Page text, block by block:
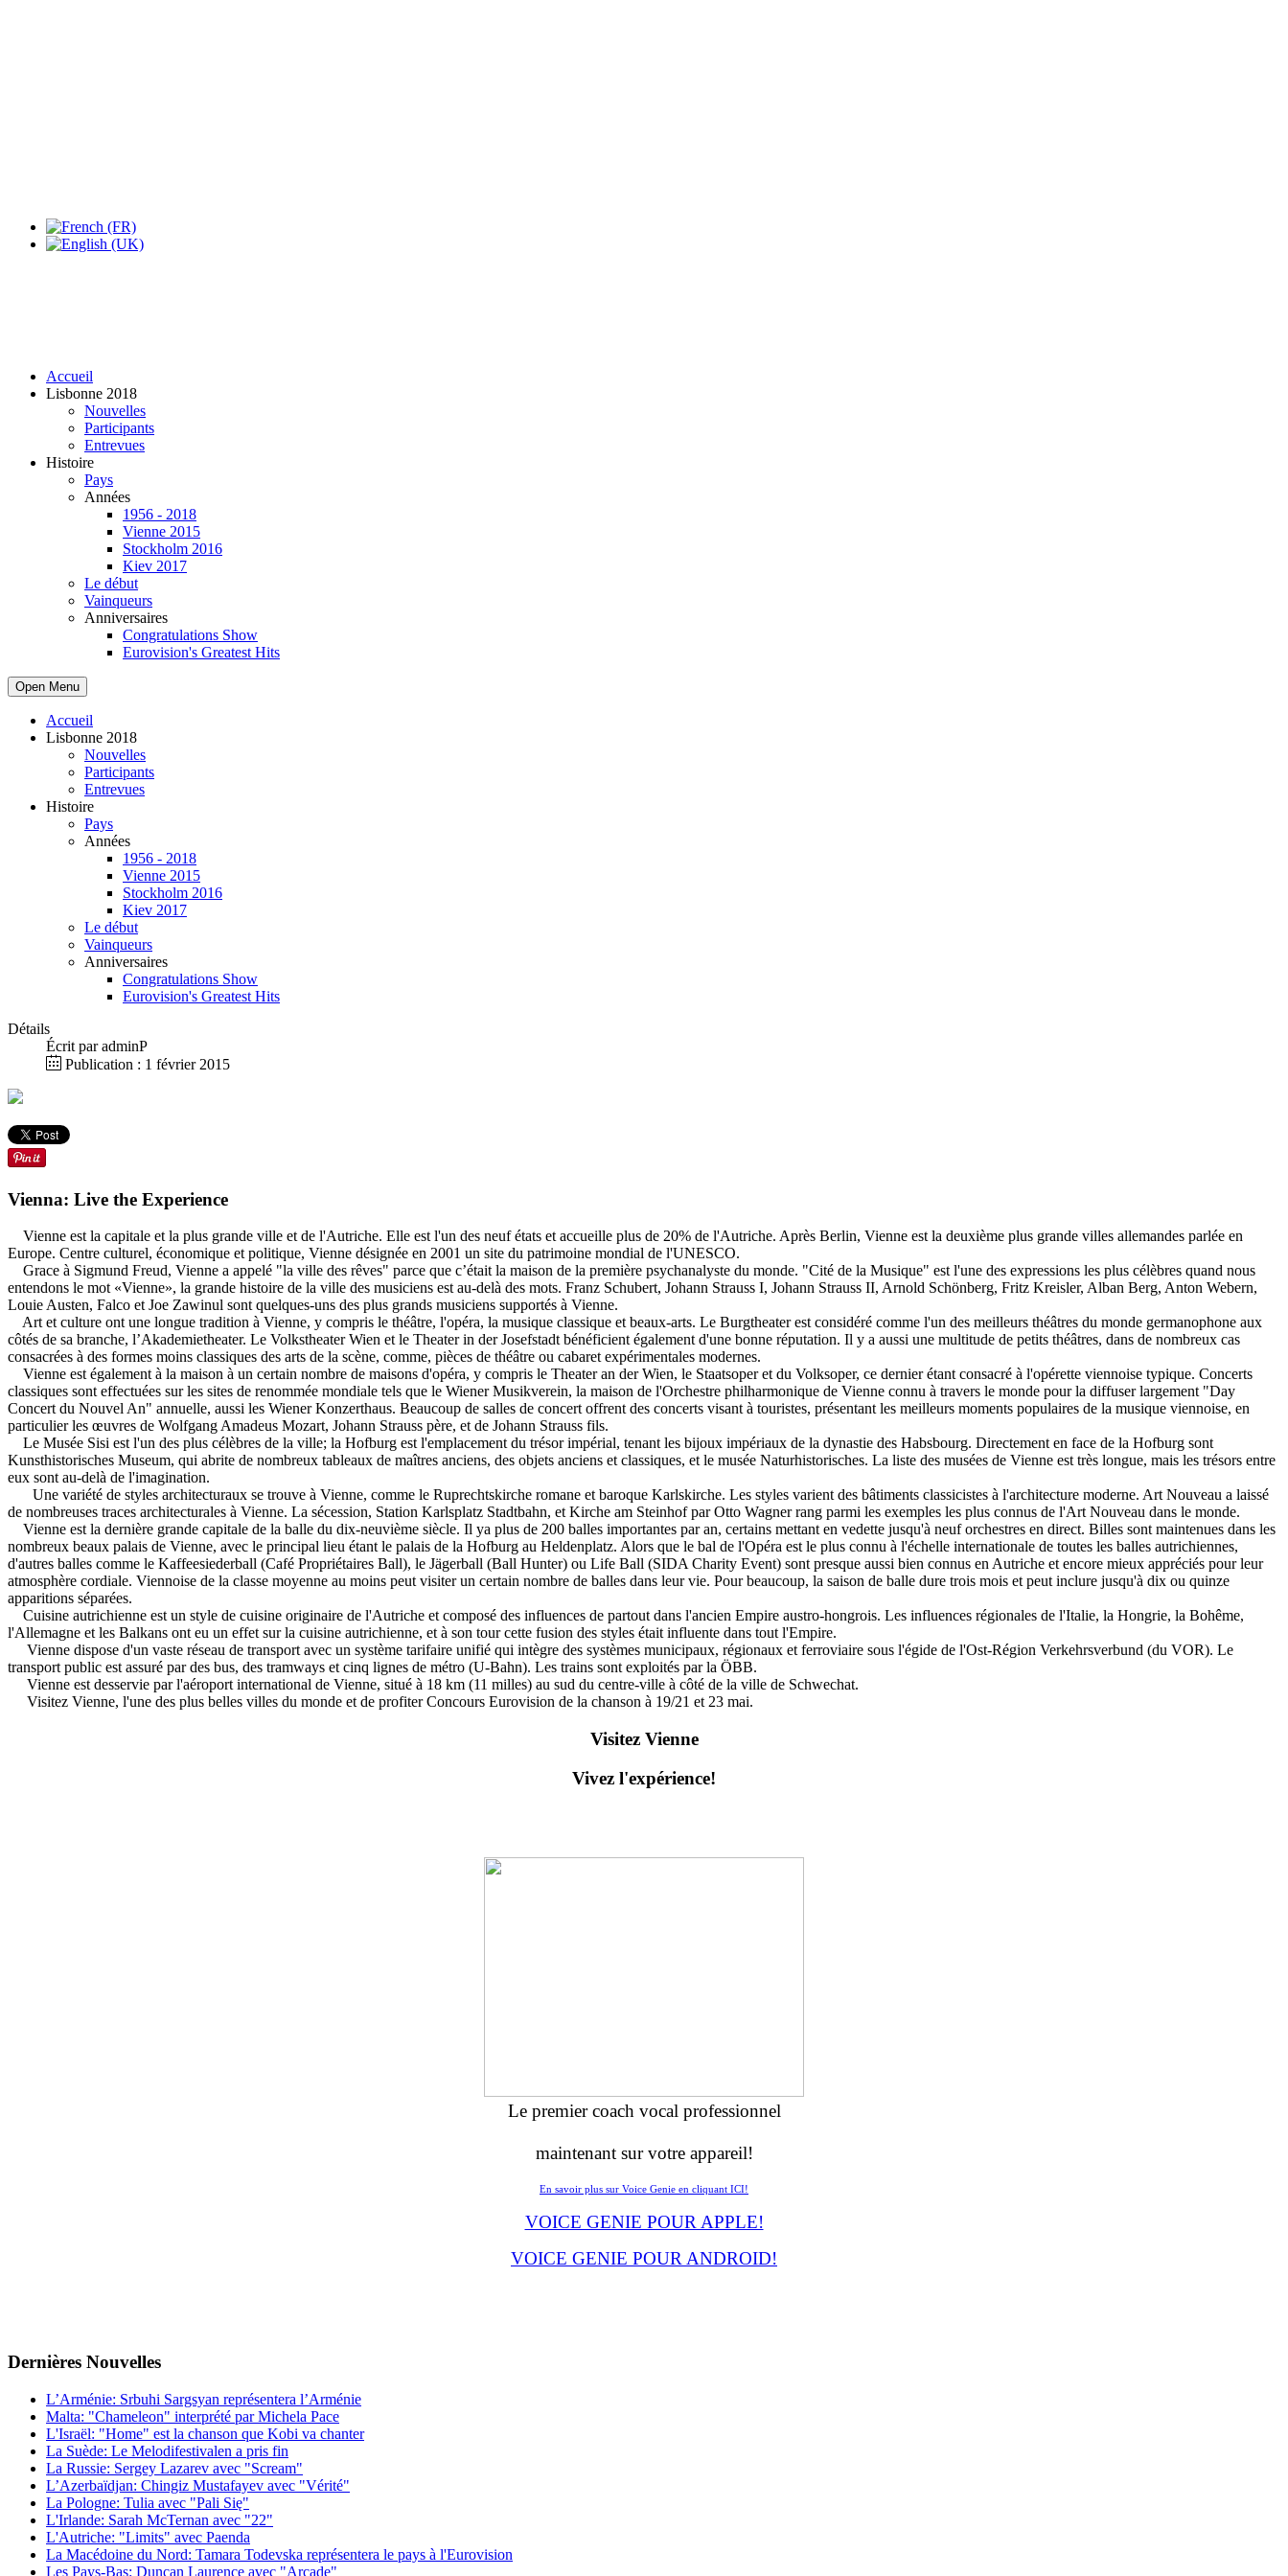
Accueil
Lisbonne 2018
Nouvelles
Participants
Entrevues
Histoire
Pays
Années
1956 - 2018
Vienne 2015
Stockholm 2016
Kiev 2017
Le début
Vainqueurs
Anniversaires
Congratulations Show
Eurovision's Greatest Hits
Open Menu
Accueil
Lisbonne 2018
Nouvelles
Participants
Entrevues
Histoire
Pays
Années
1956 - 2018
Vienne 2015
Stockholm 2016
Kiev 2017
Le début
Vainqueurs
Anniversaires
Congratulations Show
Eurovision's Greatest Hits
Détails
Écrit paradminP
Publication : 1 février 2015
Vienna: Live the Experience
Vienne est la capitale et la plus grande ville et de l'Autriche. Elle est l'un des neuf états et accueille plus de 20% de l'Autriche. Après Berlin, Vienne est la deuxième plus grande villes allemandes parlée en
Europe. Centre culturel, économique et politique, Vienne désignée en 2001 un site du patrimoine mondial de l'UNESCO.
Grace à Sigmund Freud, Vienne a appelé "la ville des rêves" parce que c’était la maison de la première psychanalyste du monde. "Cité de la Musique" est l'une des expressions les plus célèbres quand nous
entendons le mot «Vienne», la grande histoire de la ville des musiciens est au-delà des mots. Franz Schubert, Johann Strauss I, Johann Strauss II, Arnold Schönberg, Fritz Kreisler, Alban Berg, Anton Webern,
Louie Austen, Falco et Joe Zawinul sont quelques-uns des plus grands musiciens supportés à Vienne.
Art et culture ont une longue tradition à Vienne, y compris le théâtre, l'opéra, la musique classique et beaux-arts. Le Burgtheater est considéré comme l'un des meilleurs théâtres du monde germanophone aux
côtés de sa branche, l’Akademietheater. Le Volkstheater Wien et le Theater in der Josefstadt bénéficient également d'une bonne réputation. Il y a aussi une multitude de petits théâtres, dans de nombreux cas
consacrées à des formes moins classiques des arts de la scène, comme, pièces de théâtre ou cabaret expérimentales modernes.
Vienne est également à la maison à un certain nombre de maisons d'opéra, y compris le Theater an der Wien, le Staatsoper et du Volksoper, ce dernier étant consacré à l'opérette viennoise typique. Concerts
classiques sont effectuées sur les sites de renommée mondiale tels que le Wiener Musikverein, la maison de l'Orchestre philharmonique de Vienne connu à travers le monde pour la diffuser largement "Day
Concert du Nouvel An" annuelle, aussi les Wiener Konzerthaus. Beaucoup de salles de concert offrent des concerts visant à touristes, présentant les meilleurs moments populaires de la musique viennoise, en
particulier les œuvres de Wolfgang Amadeus Mozart, Johann Strauss père, et de Johann Strauss fils.
Le Musée Sisi est l'un des plus célèbres de la ville; la Hofburg est l'emplacement du trésor impérial, tenant les bijoux impériaux de la dynastie des Habsbourg. Directement en face de la Hofburg sont
Kunsthistorisches Museum, qui abrite de nombreux tableaux de maîtres anciens, des objets anciens et classiques, et le musée Naturhistorisches. La liste des musées de Vienne est très longue, mais les trésors entre
eux sont au-delà de l'imagination.
Une variété de styles architecturaux se trouve à Vienne, comme le Ruprechtskirche romane et baroque Karlskirche. Les styles varient des bâtiments classicistes à l'architecture moderne. Art Nouveau a laissé
de nombreuses traces architecturales à Vienne. La sécession, Station Karlsplatz Stadtbahn, et Kirche am Steinhof par Otto Wagner rang parmi les exemples les plus connus de l'Art Nouveau dans le monde.
Vienne est la dernière grande capitale de la balle du dix-neuvième siècle. Il ya plus de 200 balles importantes par an, certains mettant en vedette jusqu'à neuf orchestres en direct. Billes sont maintenues dans les
nombreux beaux palais de Vienne, avec le principal lieu étant le palais de la Hofburg au Heldenplatz. Alors que le bal de l'Opéra est le plus connu à l'échelle internationale de toutes les balles autrichiennes,
d'autres balles comme le Kaffeesiederball (Café Propriétaires Ball), le Jägerball (Ball Hunter) ou Life Ball (SIDA Charity Event) sont presque aussi bien connus en Autriche et encore mieux appréciés pour leur
atmosphère cordiale. Viennoise de la classe moyenne au moins peut visiter un certain nombre de balles dans leur vie. Pour beaucoup, la saison de balle dure trois mois et peut inclure jusqu'à dix ou quinze
apparitions séparées.
Cuisine autrichienne est un style de cuisine originaire de l'Autriche et composé des influences de partout dans l'ancien Empire austro-hongrois. Les influences régionales de l'Italie, la Hongrie, la Bohême,
l'Allemagne et les Balkans ont eu un effet sur la cuisine autrichienne, et à son tour cette fusion des styles était influente dans tout l'Empire.
Vienne dispose d'un vaste réseau de transport avec un système tarifaire unifié qui intègre des systèmes municipaux, régionaux et ferroviaire sous l'égide de l'Ost-Région Verkehrsverbund (du VOR). Le
transport public est assuré par des bus, des tramways et cinq lignes de métro (U-Bahn). Les trains sont exploités par la ÖBB.
Vienne est desservie par l'aéroport international de Vienne, situé à 18 km (11 milles) au sud du centre-ville à côté de la ville de Schwechat.
Visitez Vienne, l'une des plus belles villes du monde et de profiter Concours Eurovision de la chanson à 19/21 et 23 mai.
Visitez Vienne
Vivez l'expérience!
Le premier coach vocal professionnel
maintenant sur votre appareil!
En savoir plus sur Voice Genie en cliquant ICI!
VOICE GENIE POUR APPLE!
VOICE GENIE POUR ANDROID!
Dernières Νouvelles
L’Arménie: Srbuhi Sargsyan représentera l’Arménie
Malta: "Chameleon" interprété par Michela Pace
L'Israël: "Home" est la chanson que Kobi va chanter
La Suède: Le Melodifestivalen a pris fin
La Russie: Sergey Lazarev avec "Scream"
L’Azerbaïdjan: Chingiz Mustafayev avec "Vérité"
La Pologne: Tulia avec "Pali Się"
L'Irlande: Sarah McTernan avec "22"
L'Autriche: "Limits" avec Paenda
La Macédoine du Nord: Tamara Todevska représentera le pays à l'Eurovision
Les Pays-Bas: Duncan Laurence avec "Arcade"